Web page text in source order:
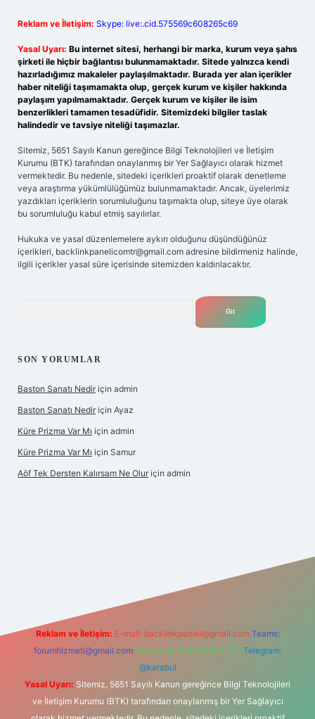
Reklam ve İletişim: Skype: live:.cid.575569c608265c69
Yasal Uyarı: Bu internet sitesi, herhangi bir marka, kurum veya şahıs
şirketi ile hiçbir bağlantısı bulunmamaktadır. Sitede yalnızca kendi
hazırladığımız makaleler paylaşılmaktadır. Burada yer alan içerikler
haber niteliği taşımamakta olup, gerçek kurum ve kişiler hakkında
paylaşım yapılmamaktadır. Gerçek kurum ve kişiler ile isim
benzerlikleri tamamen tesadüfidir. Sitemizdeki bilgiler taslak
halindedir ve tavsiye niteliği taşımazlar.
Sitemiz, 5651 Sayılı Kanun gereğince Bilgi Teknolojileri ve İletişim
Kurumu (BTK) tarafından onaylanmış bir Yer Sağlayıcı olarak hizmet
vermektedir. Bu nedenle, sitedeki içerikleri proaktif olarak denetleme
veya araştırma yükümlülüğümüz bulunmamaktadır. Ancak, üyelerimiz
yazdıkları içeriklerin sorumluluğunu taşımakta olup, siteye üye olarak
bu sorumluluğu kabul etmiş sayılırlar.
Hukuka ve yasal düzenlemelere aykırı olduğunu düşündüğünüz
içerikleri, backlinkpanelicomtr@gmail.com adresine bildirmeniz halinde,
ilgili içerikler yasal süre içerisinde sitemizden kaldırılacaktır.
SON YORUMLAR
Baston Sanatı Nedir için admin
Baston Sanatı Nedir için Ayaz
Küre Prizma Var Mı için admin
Küre Prizma Var Mı için Samur
Aöf Tek Dersten Kalırsam Ne Olur için admin
Reklam ve İletişim: E-mail: backlinkpaneli@gmail.com Teams:
forumhizmeti@gmail.com Whatsapp: 0262 606 0 726 Telegram:
@karabul
Yasal Uyarı: Sitemiz, 5651 Sayılı Kanun gereğince Bilgi Teknolojileri
ve İletişim Kurumu (BTK) tarafından onaylanmış bir Yer Sağlayıcı